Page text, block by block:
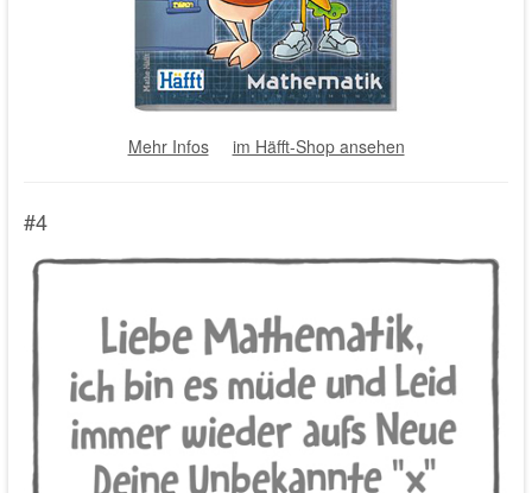
Mehr Infos im Häfft-Shop ansehen
#4